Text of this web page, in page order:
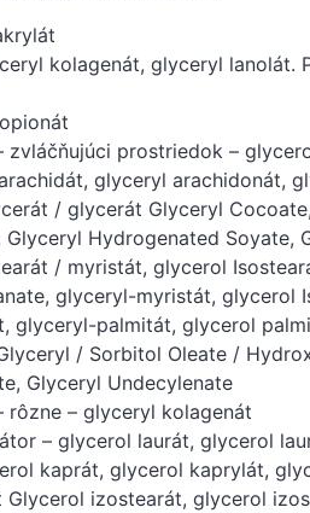
kolagenát, glyceryl lanolát.
zvláčňujúci prostriedok –
glyceryl arachidonát,
/ glycerát Glyceryl
Hydrogenated
/ myristát, glycerol
glyceryl-myristát, glycerol
glyceryl-palmitát, glycerol
/ Sorbitol Oleate /
Glyceryl Undecylenate
– glyceryl kolagenát
– glycerol laurát, glycerol
kaprát, glycerol kaprylát,
izostearát, glycerol